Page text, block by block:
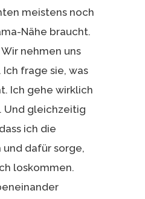
meistens noch
Nähe braucht.
nehmen uns
Ich frage sie, was
Ich gehe wirklich
Und gleichzeitig
ich die
und dafür sorge,
loskommen.